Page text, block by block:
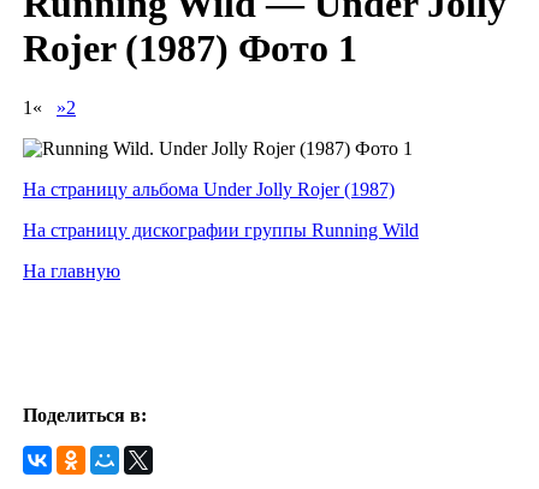
Rojer (1987) Фото 1
1« »2
На страницу альбома Under Jolly Rojer (1987)
На страницу дискографии группы Running Wild
На главную
Поделиться в: